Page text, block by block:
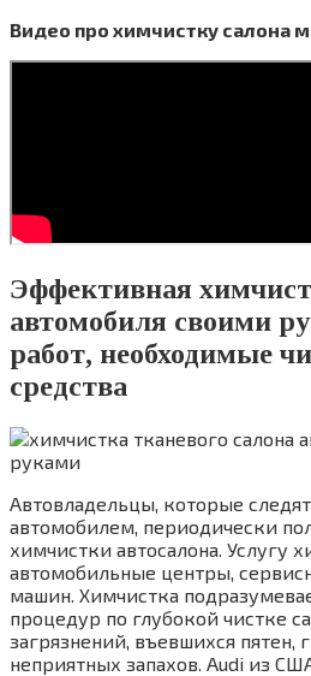
Видео про химчистку салона
Эффективная
автомобиля своими
работ, необходимые
средства
Автовладельцы, которые
автомобилем, периодически
химчистки автосалона. Услугу
автомобильные центры,
машин. Химчистка
процедур по глубокой чистке
загрязнений, въевшихся пятен,
неприятных запахов. Audi из